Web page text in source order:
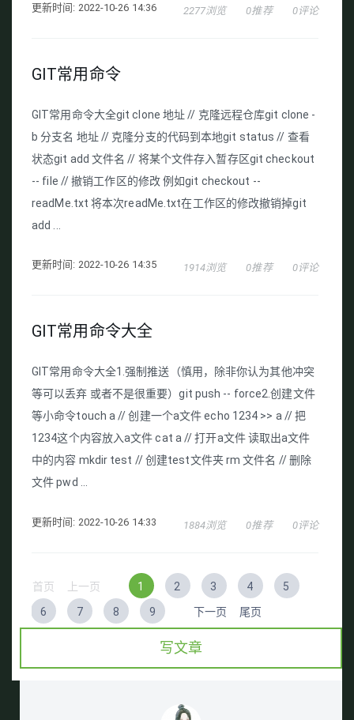
更新时间: 2022-10-26 14:36 2277浏览 0推荐 0评论
GIT常用命令
GIT常用命令大全git clone 地址 // 克隆远程仓库git clone -
b 分支名 地址 // 克隆分支的代码到本地git status // 查看
状态git add 文件名 // 将某个文件存入暂存区git checkout
-- file // 撤销工作区的修改 例如git checkout --
readMe.txt 将本次readMe.txt在工作区的修改撤销掉git
add ...
更新时间: 2022-10-26 14:35 1914浏览 0推荐 0评论
GIT常用命令大全
GIT常用命令大全1.强制推送（慎用，除非你认为其他冲突
等可以丢弃 或者不是很重要）git push -- force2.创建文件
等小命令touch a // 创建一个a文件 echo 1234 >> a // 把
1234这个内容放入a文件 cat a // 打开a文件 读取出a文件
中的内容 mkdir test // 创建test文件夹 rm 文件名 // 删除
文件 pwd ...
更新时间: 2022-10-26 14:33 1884浏览 0推荐 0评论
首页 上一页 1 2 3 4
5
6
7 8 9 下一页 尾页
写文章